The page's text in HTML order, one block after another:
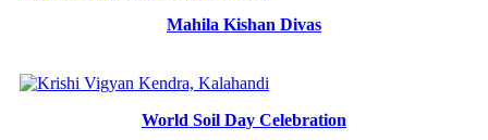
Mahila Kishan Divas
World Soil Day Celebration